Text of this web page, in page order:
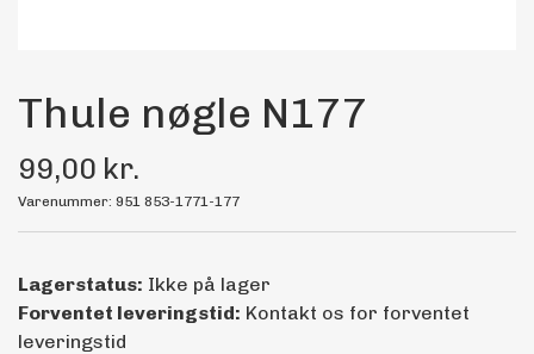
Kemi
Thule nøgle N177
99,00 kr.
Varenummer: 951 853-1771-177
Lagerstatus: Ikke på lager
Forventet leveringstid: Kontakt os for forventet
leveringstid